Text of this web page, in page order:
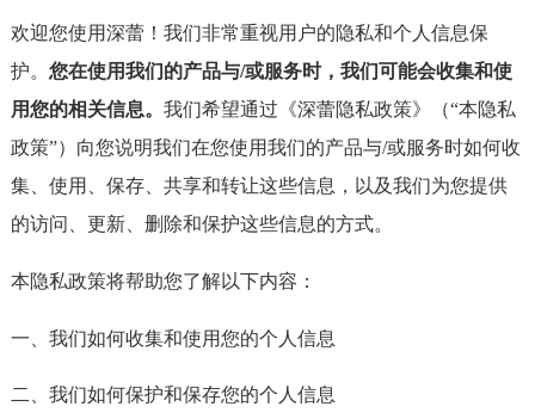
欢迎您使用深蕾！我们非常重视用户的隐私和个人信息保
护。 您在使用我们的产品与/或服务时，我们可能会收集和使
用您的相关信息。 我们希望通过《深蕾隐私政策》（“本隐私
政策”）向您说明我们在您使用我们的产品与/或服务时如何收
集、使用、保存、共享和转让这些信息，以及我们为您提供
的访问、更新、删除和保护这些信息的方式。
本隐私政策将帮助您了解以下内容：
一、我们如何收集和使用您的个人信息
二、我们如何保护和保存您的个人信息